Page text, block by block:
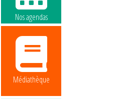
Nos agendas
Médiathèque